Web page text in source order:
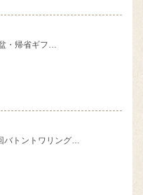
・帰省ギフ…
バトントワリング…